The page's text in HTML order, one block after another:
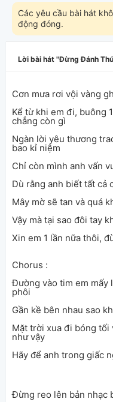
Các yêu cầu bài hát
động đóng.
Lời bài hát Đừng Đánh
Cơn mưa rơi vội vàng
Kể từ khi em đi, buông
chẳng còn gì
Ngàn lời yêu thương
bao kỉ niệm
Chỉ còn mình anh vấn
Dù rằng anh biết tất cả
Mây mờ sẽ tan và quá
Vậy mà tại sao đôi tay
Xin em 1 lần nữa thôi,
Chorus :
Đường vào tim em mấy
phôi
Gần kề bên nhau sao
Mặt trời xua đi bóng tối
như vậy
Hãy để anh trong giấc
Đừng reo lên bản nhạc